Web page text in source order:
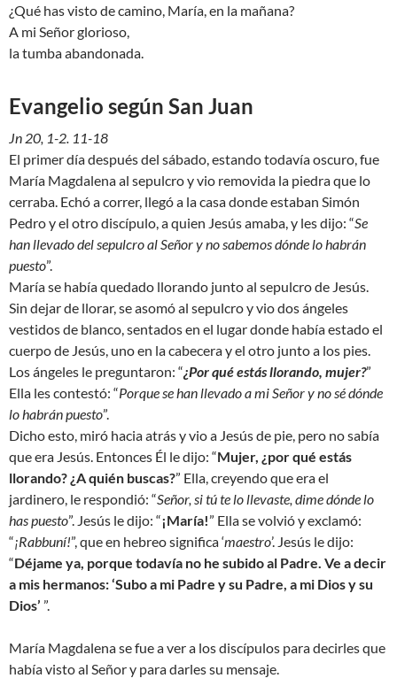
¿Qué has visto de camino, María, en la mañana?
A mi Señor glorioso,
la tumba abandonada.
Evangelio según San Juan
Jn 20, 1-2. 11-18
El primer día después del sábado, estando todavía oscuro, fue
María Magdalena al sepulcro y vio removida la piedra que lo
cerraba. Echó a correr, llegó a la casa donde estaban Simón
Pedro y el otro discípulo, a quien Jesús amaba, y les dijo: “Se
han llevado del sepulcro al Señor y no sabemos dónde lo habrán
puesto”.
María se había quedado llorando junto al sepulcro de Jesús.
Sin dejar de llorar, se asomó al sepulcro y vio dos ángeles
vestidos de blanco, sentados en el lugar donde había estado el
cuerpo de Jesús, uno en la cabecera y el otro junto a los pies.
Los ángeles le preguntaron: “¿Por qué estás llorando, mujer?”
Ella les contestó: “Porque se han llevado a mi Señor y no sé dónde
lo habrán puesto”.
Dicho esto, miró hacia atrás y vio a Jesús de pie, pero no sabía
que era Jesús. Entonces Él le dijo: “Mujer, ¿por qué estás
llorando? ¿A quién buscas?” Ella, creyendo que era el
jardinero, le respondió: “Señor, si tú te lo llevaste, dime dónde lo
has puesto”. Jesús le dijo: “¡María!” Ella se volvió y exclamó:
“¡Rabbuní!”, que en hebreo significa ‘maestro’. Jesús le dijo:
“Déjame ya, porque todavía no he subido al Padre. Ve a decir
a mis hermanos: ‘Subo a mi Padre y su Padre, a mi Dios y su
Dios’ ”.
María Magdalena se fue a ver a los discípulos para decirles que
había visto al Señor y para darles su mensaje.